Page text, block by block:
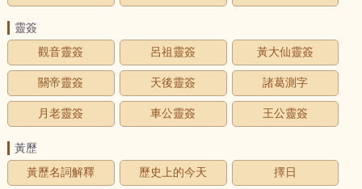
靈簽
觀音靈簽
呂祖靈簽 黃大仙靈簽
關帝靈簽 天後靈簽 諸葛測字
月老靈簽 車公靈簽 王公靈簽
黃歷
黃歷名詞解釋
歷史上的今天 擇日